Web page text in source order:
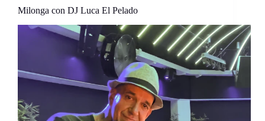
Milonga con DJ Luca El Pelado